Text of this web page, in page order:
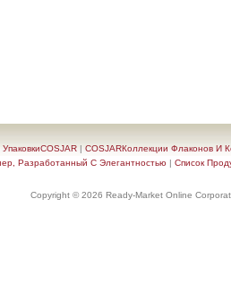
| COSJARКоллекции Флаконов И
Разработанный С Элегантностью | Список
Copyright © 2026 Ready-Market Online